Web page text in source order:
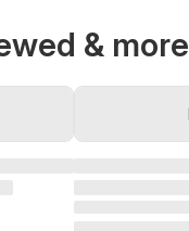
& more